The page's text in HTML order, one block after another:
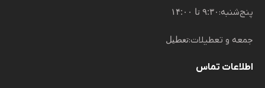
پنج‌شنبه: ۹:۳۰ تا ۱۴:۰۰
جمعه و تعطیلات:تعطیل
اطلاعات تماس